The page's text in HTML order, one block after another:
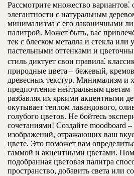
Рассмотрите множество вариантов⁚
элегантности с натуральным
минимализма с его лаконичными
палитрой. Может быть, вас
тек с блеском металла и стекла
пастельными оттенками и
стиль диктует свои правила⁚
природные цвета – бежевый,
древесных текстур. Минимализм и
предпочтение нейтральным цветам
разбавляя их яркими акцентными
окутывает теплом лавандового,
голубого цветов. Не бойтесь
сочетаниями! Создайте moodboard
изображений, отражающих ваш
цвете. Это поможет вам
гаммой и акцентными цветами.
подобранная цветовая палитра
пространство, добавить света или